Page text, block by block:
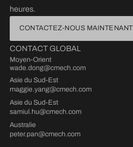
heures.
CONTACTEZ-NOUS MAINTENANT
CONTACT GLOBAL
Moyen-Orient
wade.dong@cmech.com
Asie du Sud-Est
maggie.yang@cmech.com
Asie du Sud-Est
samiul.hu@cmech.com
Australie
peter.pan@cmech.com